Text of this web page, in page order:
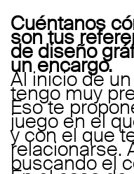
Cuéntanos
son tus
de diseño
un encargo.
Al inicio de
tengo muy
Eso te
juego en el
y con el que
relacionarse.
buscando el